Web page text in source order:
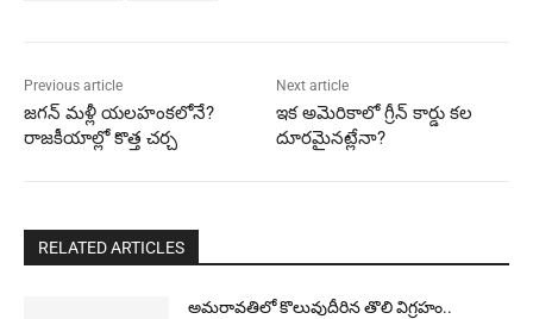
Previous article
జగన్ మళ్లీ యలహంకలోనే?
రాజకీయాల్లో కొత్త చర్చ
Next article
ఇక అమెరికాలో గ్రీన్ కార్డు కల
దూరమైనట్లేనా?
RELATED ARTICLES
అమరావతిలో కొలువుదీరిన తొలి విగ్రహం..